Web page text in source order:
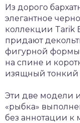
Из дорого
элегантное
коллекции Tarik
придают
фигурной
на спине и
изящный тонкий
Эти две модели
«рыбка»
без аннотации к